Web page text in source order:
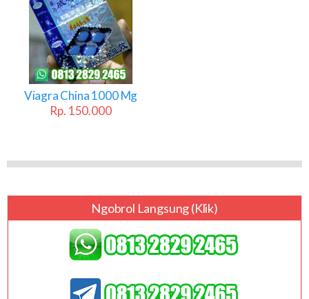
Biru
1000mg
Viagra China 1000 Mg
Rp. 150.000
Ngobrol Langsung (klik)